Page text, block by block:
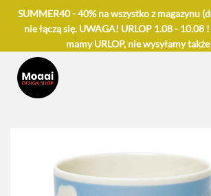
SUMMER40 - 40% na wszystko z magazynu
nie łączą się. UWAGA! URLOP 1.08 - 10.08
mamy URLOP, nie wysyłamy